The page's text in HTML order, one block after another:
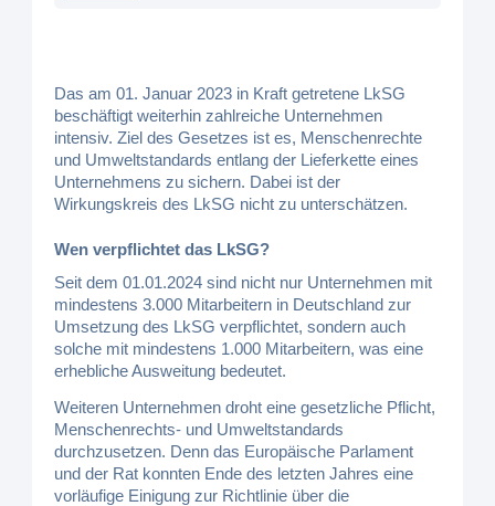
Das am 01. Januar 2023 in Kraft getretene LkSG
beschäftigt weiterhin zahlreiche Unternehmen
intensiv. Ziel des Gesetzes ist es, Menschenrechte
und Umweltstandards entlang der Lieferkette eines
Unternehmens zu sichern. Dabei ist der
Wirkungskreis des LkSG nicht zu unterschätzen.
Wen verpflichtet das LkSG?
Seit dem 01.01.2024 sind nicht nur Unternehmen mit
mindestens 3.000 Mitarbeitern in Deutschland zur
Umsetzung des LkSG verpflichtet, sondern auch
solche mit mindestens 1.000 Mitarbeitern, was eine
erhebliche Ausweitung bedeutet.
Weiteren Unternehmen droht eine gesetzliche Pflicht,
Menschenrechts- und Umweltstandards
durchzusetzen. Denn das Europäische Parlament
und der Rat konnten Ende des letzten Jahres eine
vorläufige Einigung zur Richtlinie über die